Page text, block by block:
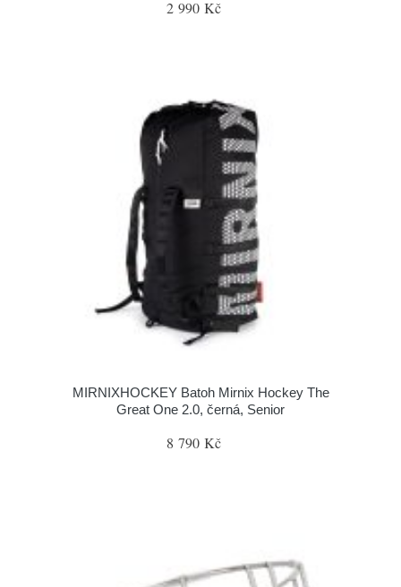
2 990 Kč
MIRNIXHOCKEY Batoh Mirnix Hockey The
Great One 2.0, černá, Senior
8 790 Kč